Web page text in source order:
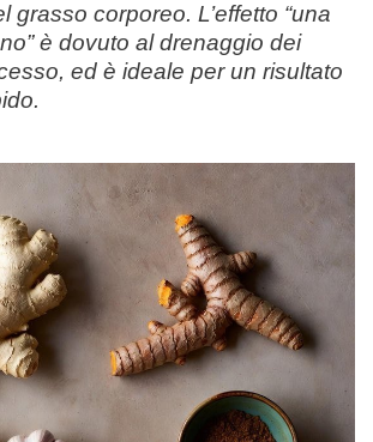
grasso corporeo. L’effetto “una
è dovuto al drenaggio dei
ed è ideale per un risultato